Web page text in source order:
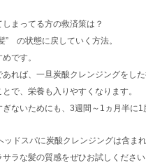
まってる方の救済策は？
の状態に戻していく方法。
です。
れば、一旦炭酸クレンジングをし
で、栄養も入りやすくなります。
ないためにも、3週間～1ヵ月半に1
ドスパに炭酸クレンジングは含まれ
ラな髪の質感をぜひお試しくださ